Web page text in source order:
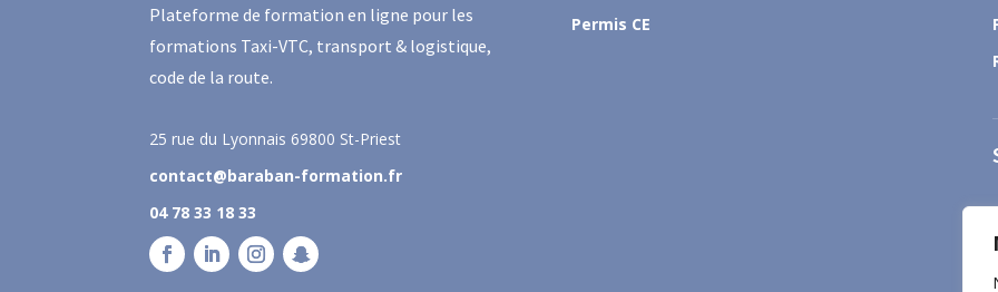
Plateforme de formation en ligne pour les
formations Taxi-VTC, transport & logistique,
code de la route.
25 rue du Lyonnais 69800 St-Priest
contact@baraban-formation.fr
04 78 33 18 33
Permis CE